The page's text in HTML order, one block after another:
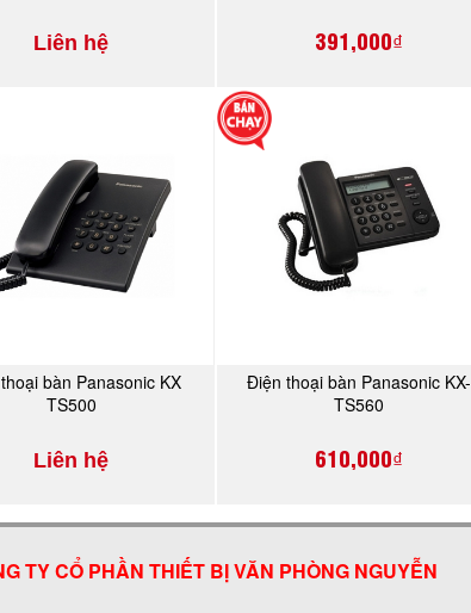
Liên hệ 391,000₫
bàn Panasonic KX
TS500
Liên hệ
MUA NGAY
Điện thoại bàn Panasonic KX-
TS560
610,000₫
MUA NGAY
TY CỔ PHẦN THIẾT BỊ VĂN PHÒNG NGUYỄN